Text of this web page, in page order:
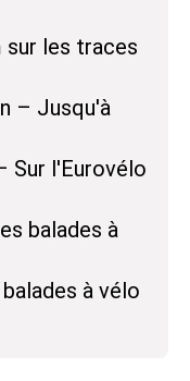
les traces
– Jusqu'à
Sur l'Eurovélo
balades à
à vélo